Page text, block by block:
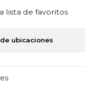
lista de favoritos
ubicaciones